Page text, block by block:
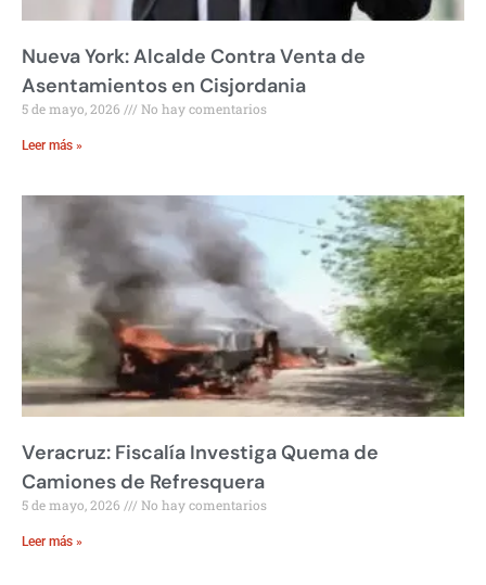
Nueva York: Alcalde Contra Venta de
Asentamientos en Cisjordania
5 de mayo, 2026 No hay comentarios
Leer más »
Veracruz: Fiscalía Investiga Quema de
Camiones de Refresquera
5 de mayo, 2026 No hay comentarios
Leer más »